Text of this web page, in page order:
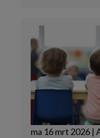
ma 16 mrt 2026 |